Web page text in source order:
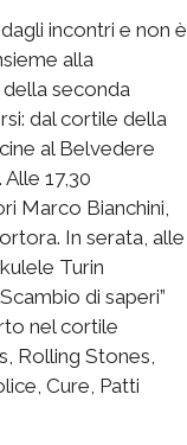
incontri e non è
alla
seconda
dal cortile della
al Belvedere
17,30
Marco Bianchini,
In serata, alle
Turin
di saperi”
nel cortile
Rolling Stones,
Cure, Patti